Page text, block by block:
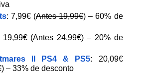
: 7,99€ (Antes 19,99€) – 60% de
19,99€ (Antes 24,99€) – 20% de
II PS4 & PS5: 20,09€
) – 33% de desconto